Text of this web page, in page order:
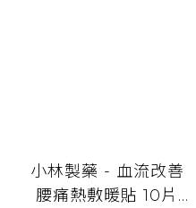
小林製藥 - 血流改善
腰痛熱敷暖貼 10片